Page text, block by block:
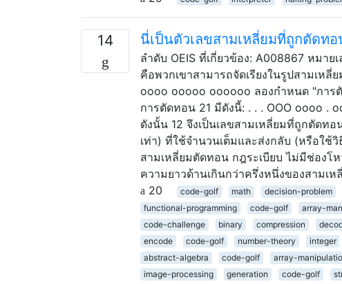
14 นี่เป็นตัวเลขสามเหลี่ยมที่ถูกตัดทอ
ลำดับ OEIS ที่เกี่ยวข้อง: A008867 หมา
คือพวกเขาสามารถจัดเรียงในรูปสามเหลี่
oooo ooooo oooooo ลองกำหนด "การ
การตัดทอน 21 มีดังนี้: . . . OOO oooo .
ดังนั้น 12 จึงเป็นเลขสามเหลี่ยมที่ถูกตัดท
เท่า) ที่ใช้จำนวนเต็มและส่งกลับ (หรือใช้
สามเหลี่ยมตัดทอน กฎระเบียบ ไม่มีช่องโ
ความยาวด้านเกินกว่าครึ่งหนึ่งของสามเ
20
code-golf math decision-problem
functional-programming
code-golf array-
code-challenge
binary compression
encode
code-golf number-theory integer
abstract-algebra
code-golf array-
image-processing
generation code-golf